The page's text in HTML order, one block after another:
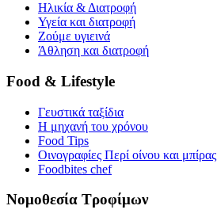
Ηλικία & Διατροφή
Υγεία και διατροφή
Ζούμε υγιεινά
Άθληση και διατροφή
Food & Lifestyle
Γευστικά ταξίδια
Η μηχανή του χρόνου
Food Tips
Οινογραφίες Περί οίνου και μπίρας
Foodbites chef
Νομοθεσία Τροφίμων